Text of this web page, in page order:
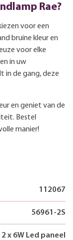
Rae?
voor een
bruine kleur en
voor elke
in uw
in de gang, deze
en geniet van de
Bestel
manier!
112067
56961-2S
x 6W Led paneel